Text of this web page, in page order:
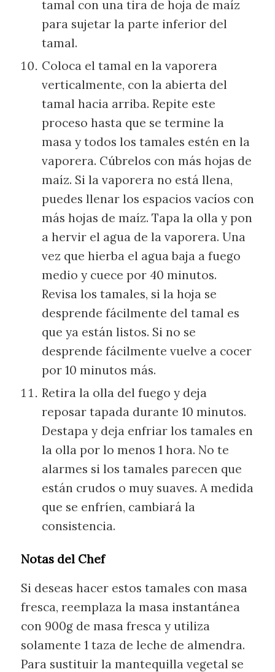
tamal con una tira de hoja de maíz
para sujetar la parte inferior del
tamal.
Coloca el tamal en la vaporera
verticalmente, con la abierta del
tamal hacia arriba. Repite este
proceso hasta que se termine la
masa y todos los tamales estén en la
vaporera. Cúbrelos con más hojas de
maíz. Si la vaporera no está llena,
puedes llenar los espacios vacíos con
más hojas de maíz. Tapa la olla y pon
a hervir el agua de la vaporera. Una
vez que hierba el agua baja a fuego
medio y cuece por 40 minutos.
Revisa los tamales, si la hoja se
desprende fácilmente del tamal es
que ya están listos. Si no se
desprende fácilmente vuelve a cocer
por 10 minutos más.
Retira la olla del fuego y deja
reposar tapada durante 10 minutos.
Destapa y deja enfriar los tamales en
la olla por lo menos 1 hora. No te
alarmes si los tamales parecen que
están crudos o muy suaves. A medida
que se enfríen, cambiará la
consistencia.
Notas del Chef
Si deseas hacer estos tamales con masa
fresca, reemplaza la masa instantánea
con 900g de masa fresca y utiliza
solamente 1 taza de leche de almendra.
Para sustituir la mantequilla vegetal se